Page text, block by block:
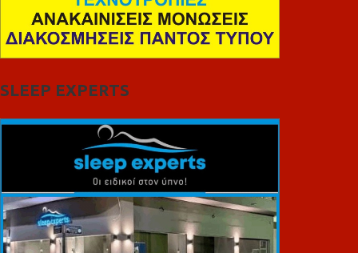
SLEEP EXPERTS